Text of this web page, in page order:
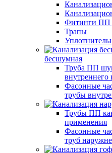
Фитинги ПП
Трапы
бесшумная
Труба ПП
Фасонные
трубы
Трубы ПП
применения
Фасонные
труб